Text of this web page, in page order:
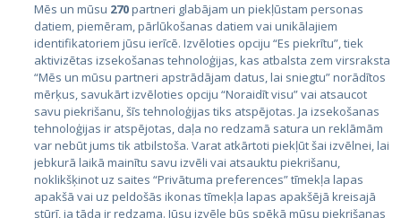
Valstis
Igaunija
Latvija
Lietuva
Mēs un mūsu 270partneri glabājam un piekļūstam personas
datiem, piemēram, pārlūkošanas datiem vai unikālajiem
identifikatoriem jūsu ierīcē. Izvēloties opciju “Es piekrītu”, tiek
aktivizētas izsekošanas tehnoloģijas, kas atbalsta zem virsraksta
“Mēs un mūsu partneri apstrādājam datus, lai sniegtu” norādītos
mērķus, savukārt izvēloties opciju “Noraidīt visu” vai atsaucot
savu piekrišanu, šīs tehnoloģijas tiks atspējotas. Ja izsekošanas
tehnoloģijas ir atspējotas, daļa no redzamā satura un reklāmām
var nebūt jums tik atbilstoša. Varat atkārtoti piekļūt šai izvēlnei, lai
jebkurā laikā mainītu savu izvēli vai atsauktu piekrišanu,
noklikšķinot uz saites “Privātuma preferences” tīmekļa lapas
apakšā vai uz peldošās ikonas tīmekļa lapas apakšējā kreisajā
stūrī, ja tāda ir redzama. Jūsu izvēle būs spēkā mūsu piekrišanas